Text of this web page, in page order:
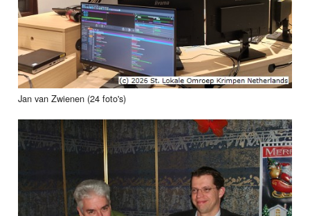
Jan van Zwienen (24 foto's)